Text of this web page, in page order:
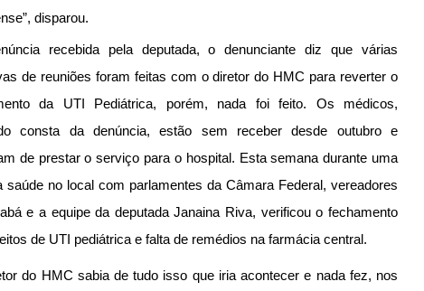
disparou.
recebida pela deputada, o denunciante diz que várias
de reuniões foram feitas com o diretor do HMC para reverter o
da UTI Pediátrica, porém, nada foi feito. Os médicos,
consta da denúncia, estão sem receber desde outubro e
de prestar o serviço para o hospital. Esta semana durante uma
saúde no local com parlamentes da Câmara Federal, vereadores
e a equipe da deputada Janaina Riva, verificou o fechamento
de UTI pediátrica e falta de remédios na farmácia central.
do HMC sabia de tudo isso que iria acontecer e nada fez, nos